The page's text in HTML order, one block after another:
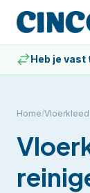
Heb je vast
Home/